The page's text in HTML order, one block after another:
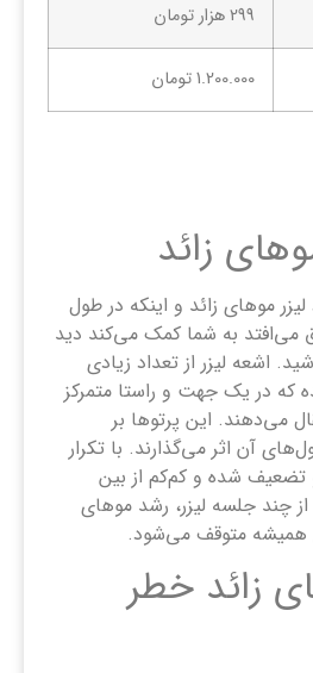
299 هزار تومان
1.200.000 تومان
زائد
موهای زائد و اینکه در طول
می‌افتد به شما کمک می‌کند دید
اشعه لیزر از تعداد زیادی
که در یک جهت و راستا متمرکز
می‌دهند. این پرتوها بر
آن اثر می‌گذارند. با تکرار
تضعیف شده و کم‌کم از بین
چند جلسه لیزر، رشد موهای
همیشه متوقف می‌شود.
زائد خطر